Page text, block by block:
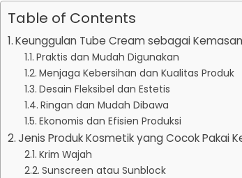
Table of Contents
Keunggulan Tube Cream sebagai
Praktis dan Mudah Digunakan
Menjaga Kebersihan dan Kualitas Produk
Desain Fleksibel dan Estetis
Ringan dan Mudah Dibawa
Ekonomis dan Efisien Produksi
Jenis Produk Kosmetik yang Cocok Pakai
Krim Wajah
Sunscreen atau Sunblock